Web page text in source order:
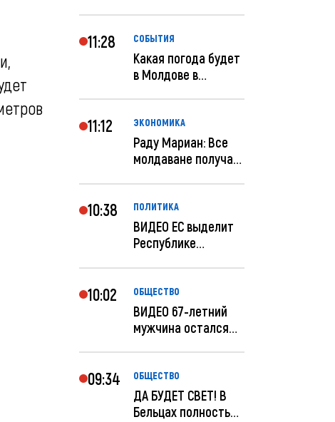
ар...
11:28 СОБЫТИЯ
Какая погода будет
в Молдове в
11:12 ЭКОНОМИКА
Раду Мариан: Все
молдаване получат
10:38 ПОЛИТИКА
ВИДЕО ЕС выделит
Республике
10:02 ОБЩЕСТВО
ВИДЕО 67-летний
мужчина остался
09:34 ОБЩЕСТВО
ДА БУДЕТ СВЕТ! В
Бельцах полностью